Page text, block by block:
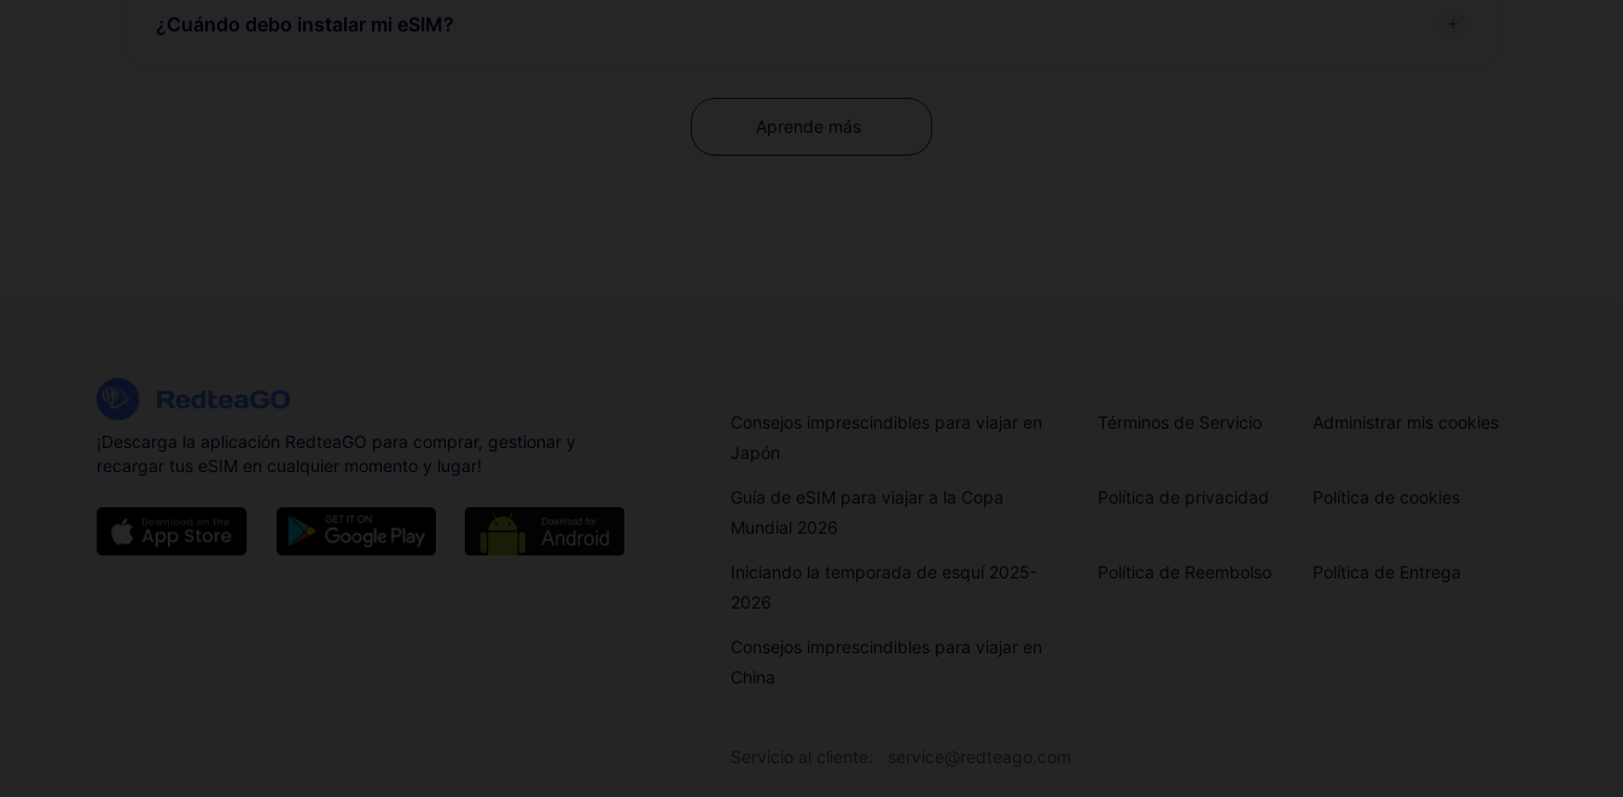
¿Cuándo debo instalar mi eSIM?
Aprende más
¡Descarga la aplicación RedteaGO para comprar, gestionar y
recargar tus eSIM en cualquier momento y lugar!
Consejos imprescindibles para viajar en
Japón
Términos de Servicio Administrar mis cookies
Guía de eSIM para viajar a la Copa
Mundial 2026
Política de privacidad Política de cookies
Iniciando la temporada de esquí 2025-
2026
Política de Reembolso Política de Entrega
Consejos imprescindibles para viajar en
China
Servicio al cliente: service@redteago.com